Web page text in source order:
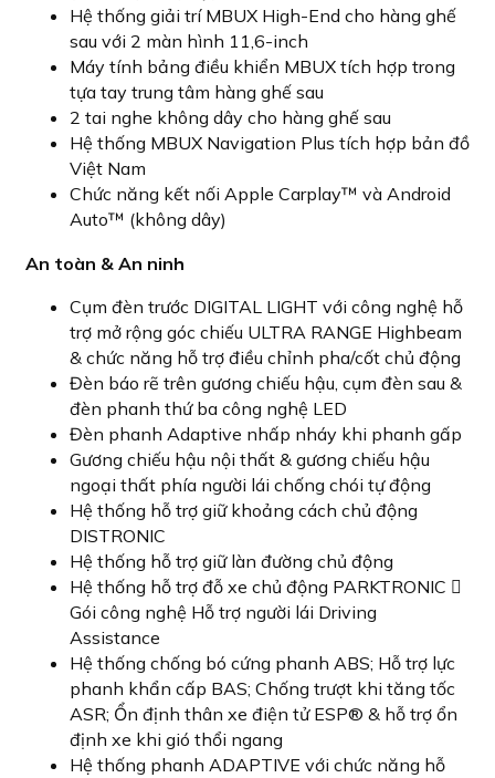
Hệ thống giải trí MBUX High-End cho hàng ghế
sau với 2 màn hình 11,6-inch
Máy tính bảng điều khiển MBUX tích hợp trong
tựa tay trung tâm hàng ghế sau
2 tai nghe không dây cho hàng ghế sau
Hệ thống MBUX Navigation Plus tích hợp bản đồ
Việt Nam
Chức năng kết nối Apple Carplay™ và Android
Auto™ (không dây)
An toàn & An ninh
Cụm đèn trước DIGITAL LIGHT với công nghệ hỗ
trợ mở rộng góc chiếu ULTRA RANGE Highbeam
& chức năng hỗ trợ điều chỉnh pha/cốt chủ động
Đèn báo rẽ trên gương chiếu hậu, cụm đèn sau &
đèn phanh thứ ba công nghệ LED
Đèn phanh Adaptive nhấp nháy khi phanh gấp
Gương chiếu hậu nội thất & gương chiếu hậu
ngoại thất phía người lái chống chói tự động
Hệ thống hỗ trợ giữ khoảng cách chủ động
DISTRONIC
Hệ thống hỗ trợ giữ làn đường chủ động
Hệ thống hỗ trợ đỗ xe chủ động PARKTRONIC 
Gói công nghệ Hỗ trợ người lái Driving
Assistance
Hệ thống chống bó cứng phanh ABS; Hỗ trợ lực
phanh khẩn cấp BAS; Chống trượt khi tăng tốc
ASR; Ổn định thân xe điện tử ESP® & hỗ trợ ổn
định xe khi gió thổi ngang
Hệ thống phanh ADAPTIVE với chức năng hỗ